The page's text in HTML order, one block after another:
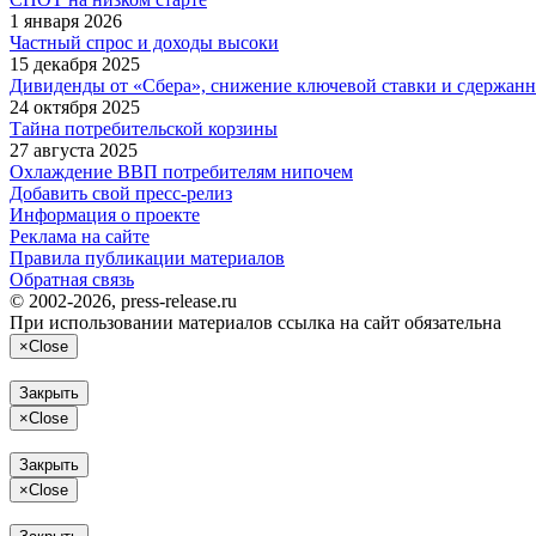
1 января 2026
Частный спрос и доходы высоки
15 декабря 2025
Дивиденды от «Сбера», снижение ключевой ставки и
24 октября 2025
Тайна потребительской корзины
27 августа 2025
Охлаждение ВВП потребителям нипочем
Добавить свой пресс-релиз
Информация о проекте
Реклама на сайте
Правила публикации материалов
Обратная связь
© 2002-2026, press-release.ru
При использовании материалов ссылка на сайт обязательна
×Close
Закрыть
×Close
Закрыть
×Close